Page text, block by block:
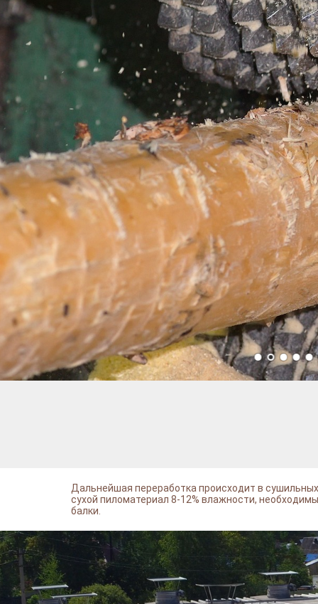
Дальнейшая переработка происходит в
сухой пиломатериал 8-12% влажности,
балки.